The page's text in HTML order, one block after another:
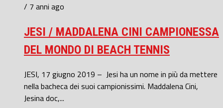
/ 7 anni ago
JESI / MADDALENA CINI CAMPIONESSA
DEL MONDO DI BEACH TENNIS
JESI, 17 giugno 2019 – Jesi ha un nome in più da mettere
nella bacheca dei suoi campionissimi. Maddalena Cini,
Jesina doc,...